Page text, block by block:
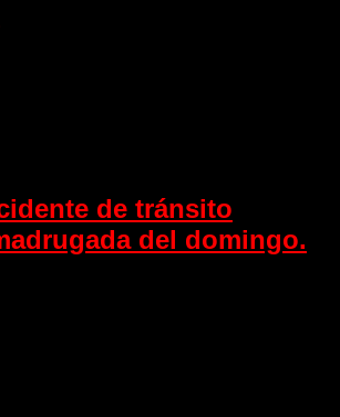
de tránsito
del domingo.